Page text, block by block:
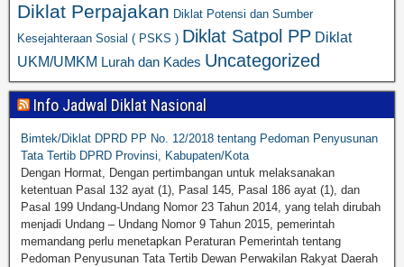
Diklat Perpajakan Diklat Potensi dan Sumber
Kesejahteraan Sosial ( PSKS ) Diklat Satpol PP Diklat
UKM/UMKM Lurah dan Kades Uncategorized
Info Jadwal Diklat Nasional
Bimtek/Diklat DPRD PP No. 12/2018 tentang Pedoman Penyusunan
Tata Tertib DPRD Provinsi, Kabupaten/Kota
Dengan Hormat, Dengan pertimbangan untuk melaksanakan
ketentuan Pasal 132 ayat (1), Pasal 145, Pasal 186 ayat (1), dan
Pasal 199 Undang-Undang Nomor 23 Tahun 2014, yang telah dirubah
menjadi Undang – Undang Nomor 9 Tahun 2015, pemerintah
memandang perlu menetapkan Peraturan Pemerintah tentang
Pedoman Penyusunan Tata Tertib Dewan Perwakilan Rakyat Daerah